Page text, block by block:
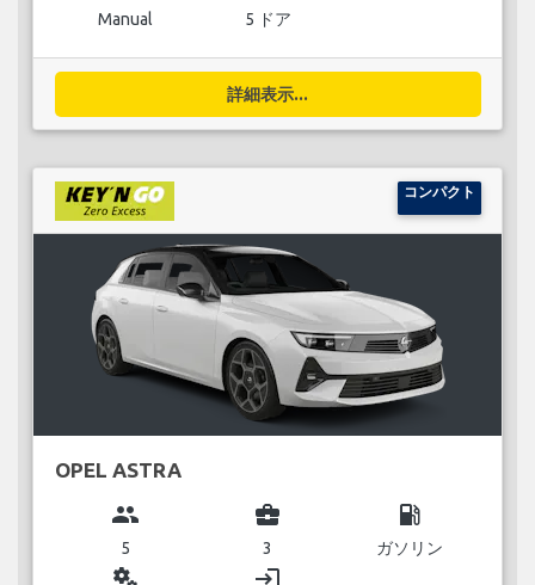
Manual 5 ドア
詳細表示...
コンパクト
OPEL ASTRA
group
5
business_center
3
local_gas_station
ガソリン
miscellaneous_services login